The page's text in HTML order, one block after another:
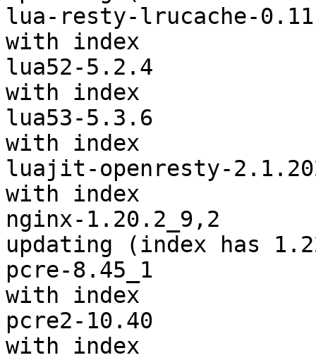
lua-resty-lrucache-
with index
lua52-5.2.4
with index
lua53-5.3.6
with index
luajit-openresty-
with index
nginx-1.20.2_9,2
updating (index has
pcre-8.45_1
with index
pcre2-10.40
with index